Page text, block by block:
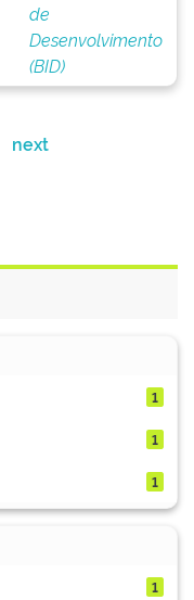
de
Desenvolvimento
(BID)
next
1
1
1
1